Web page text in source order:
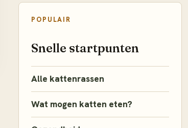
POPULAIR
Snelle startpunten
Alle kattenrassen
Wat mogen katten eten?